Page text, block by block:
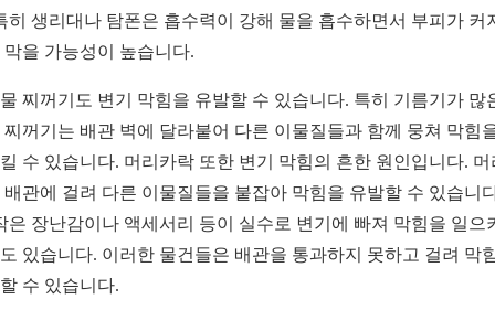
히 생리대나 탐폰은 흡수력이 강해 물을 흡수하면서 부피가 커
막을 가능성이 높습니다.
찌꺼기도 변기 막힘을 유발할 수 있습니다. 특히 기름기가 많
찌꺼기는 배관 벽에 달라붙어 다른 이물질들과 함께 뭉쳐 막힘
수 있습니다. 머리카락 또한 변기 막힘의 흔한 원인입니다. 머
배관에 걸려 다른 이물질들을 붙잡아 막힘을 유발할 수 있습니
은 장난감이나 액세서리 등이 실수로 변기에 빠져 막힘을 일으
있습니다. 이러한 물건들은 배관을 통과하지 못하고 걸려 막
수 있습니다.